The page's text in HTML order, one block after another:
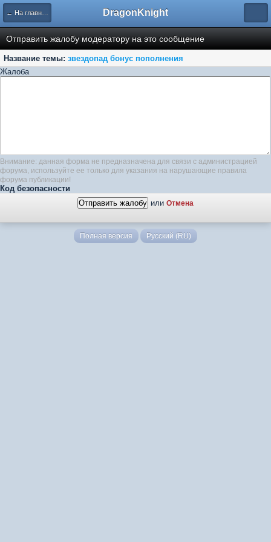
← На главную DragonKnight
Отправить жалобу модератору на это сообщение
Название темы: звездопад бонус пополнения
Жалоба
Внимание: данная форма не предназначена для связи с администрацией
форума, используйте ее только для указания на нарушающие правила
форума публикации!
Код безопасности
или Отмена
Полная версия Русский (RU)